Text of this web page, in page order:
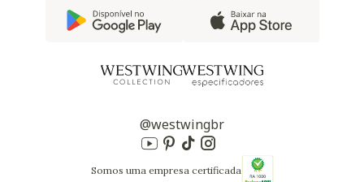
@westwingbr
Somos uma empresa certificada